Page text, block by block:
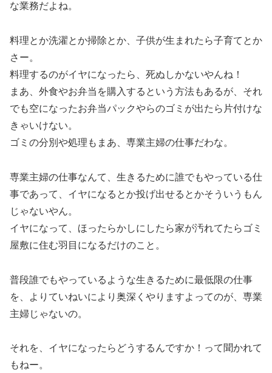
な業務だよね。
料理とか洗濯とか掃除とか、子供が生まれたら子育てとか
さー。
料理するのがイヤになったら、死ぬしかないやんね！
まあ、外食やお弁当を購入するという方法もあるが、それ
でも空になったお弁当パックやらのゴミが出たら片付けな
きゃいけない。
ゴミの分別や処理もまあ、専業主婦の仕事だわな。
専業主婦の仕事なんて、生きるために誰でもやっている仕
事であって、イヤになるとか投げ出せるとかそういうもん
じゃないやん。
イヤになって、ほったらかしにしたら家が汚れてたらゴミ
屋敷に住む羽目になるだけのこと。
普段誰でもやっているような生きるために最低限の仕事
を、よりていねいにより奥深くやりますよってのが、専業
主婦じゃないの。
それを、イヤになったらどうするんですか！って聞かれて
もねー。